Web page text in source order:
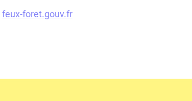
feux-foret.gouv.fr